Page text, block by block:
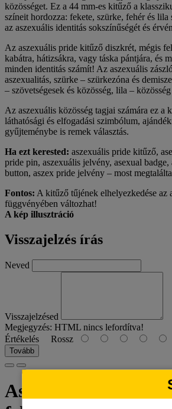
közösséget. Ez a 44 mm-es kitűző a
színeit hordozza: fekete, szürke, fehér és
az aszexuális identitás sokszínűségét és
Az aszexuális pride kitűző diszkrét, mégis
kabátra, hátizsákra, vagy táska pántjára, és
minden identitás számít! Az aszexuális
aszexualitás, szürke – szürkezóna és
– szövetségesek és közösség, lila –
Az aszexuális közösség tagjai számára ez a
láthatósági és elfogadási szimbólum,
gyűjteménybe is remek választás.
Ha ezt kerested: aszexuális pride kitűző,
pride pin, aszexuális jelvény, asexual badge,
button, aszex pride jelvény – most
Fontos: A kitűző tűjének elhelyezkedése az
függvényében változhat!
A kép illusztráció
Visszajelzés írás
Neved
Visszajelzésed
Megjegyzés: HTML nincs lefordítva!
Értékelés Rossz
Tovább
Aszexuális Pride